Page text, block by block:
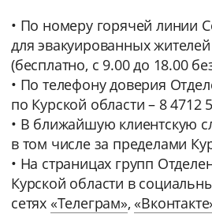
• По номеру горячей линии
для эвакуированных
(бесплатно, с 9.00 до 18.00
• По телефону доверия
по Курской области – 8 4712
• В ближайшую клиентскую
в том числе за пределами
• На страницах групп
Курской области в
сетях «Телеграм»,